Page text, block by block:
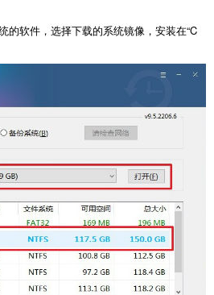
的软件，选择下载的系统镜像，安装在“C